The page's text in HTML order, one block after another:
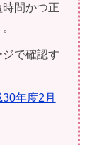
間かつ正
で確認す
年度2月